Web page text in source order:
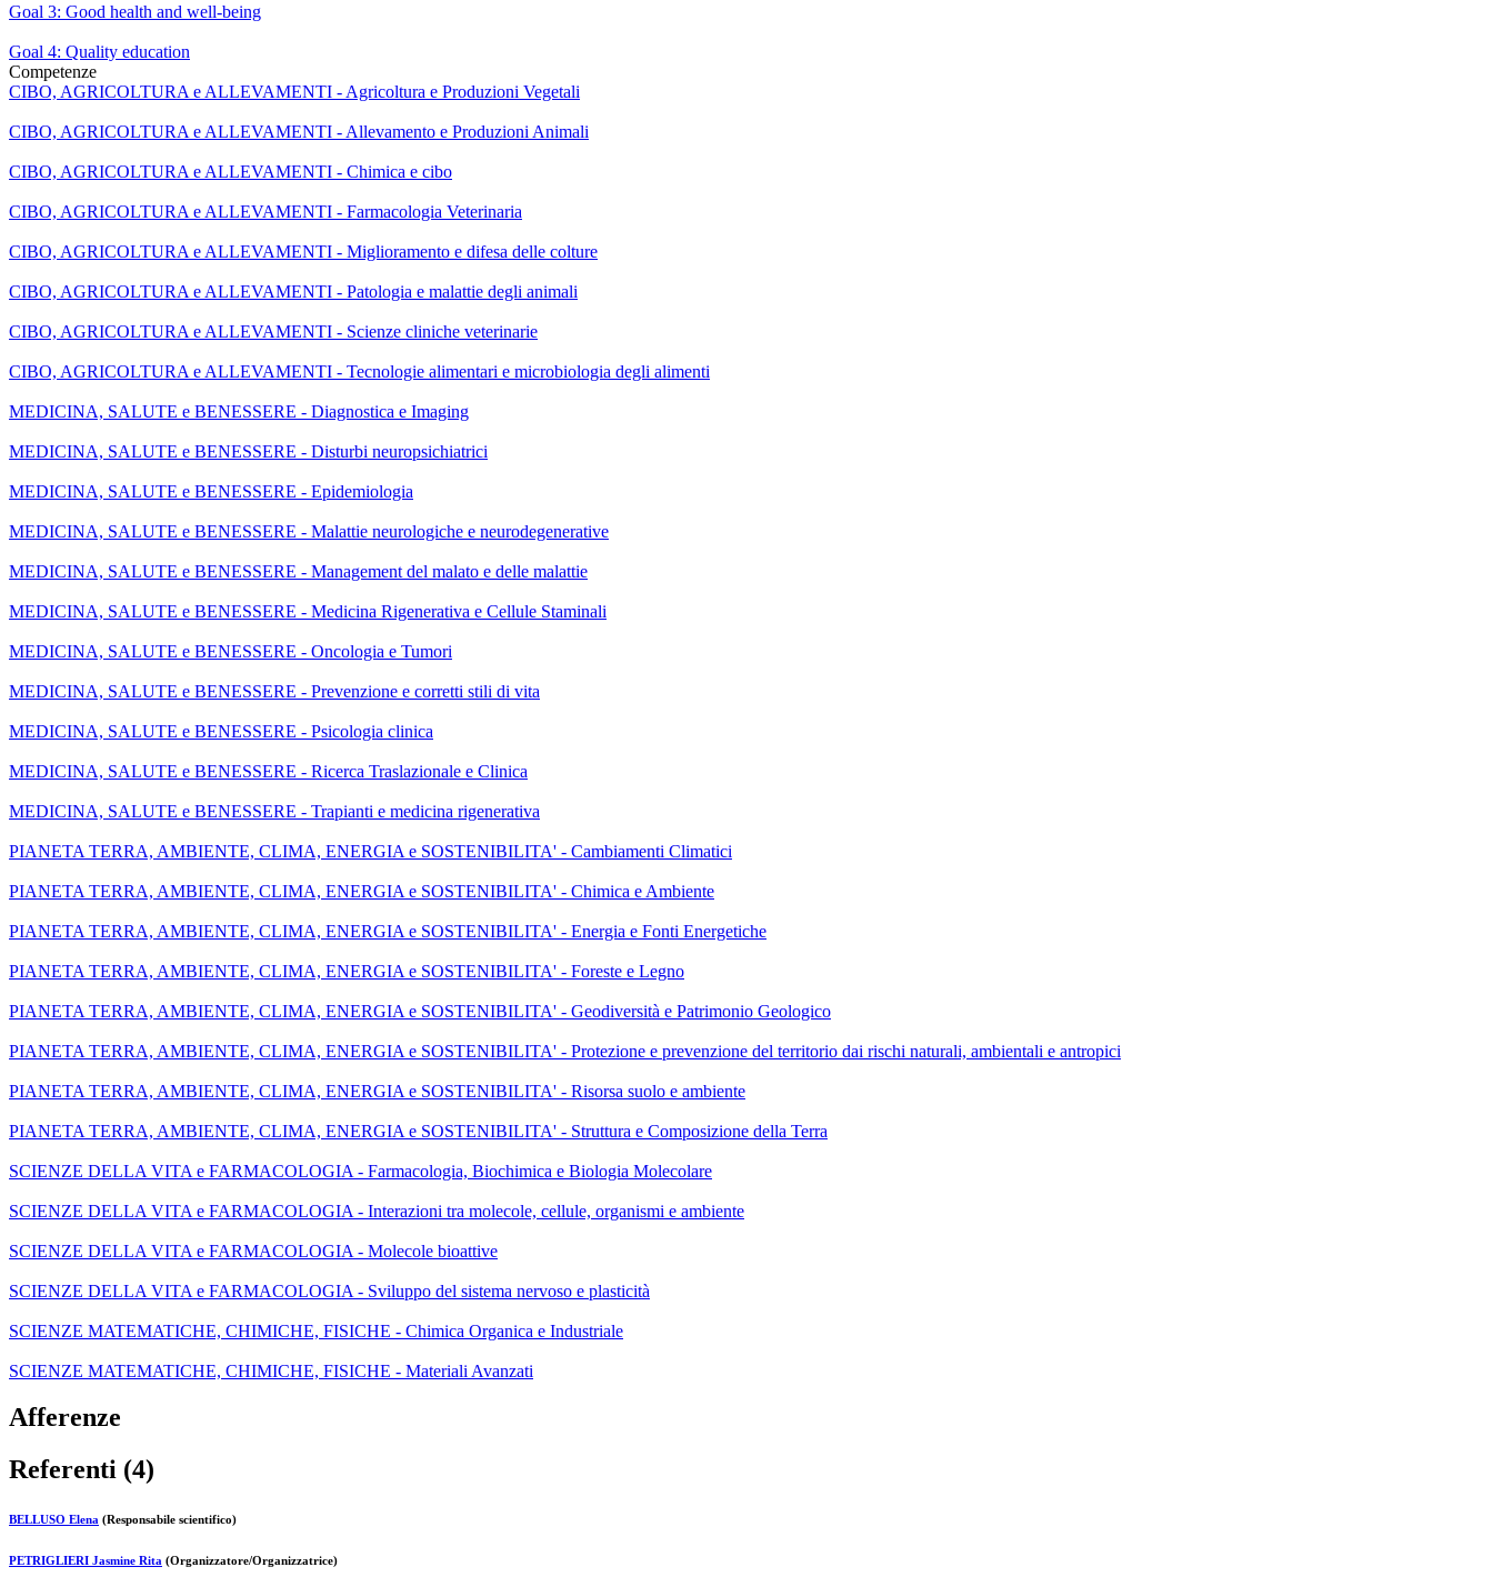
Goal 3: Good health and well-being
Goal 4: Quality education
Competenze
CIBO, AGRICOLTURA e ALLEVAMENTI - Agricoltura e Produzioni Vegetali
CIBO, AGRICOLTURA e ALLEVAMENTI - Allevamento e Produzioni Animali
CIBO, AGRICOLTURA e ALLEVAMENTI - Chimica e cibo
CIBO, AGRICOLTURA e ALLEVAMENTI - Farmacologia Veterinaria
CIBO, AGRICOLTURA e ALLEVAMENTI - Miglioramento e difesa delle colture
CIBO, AGRICOLTURA e ALLEVAMENTI - Patologia e malattie degli animali
CIBO, AGRICOLTURA e ALLEVAMENTI - Scienze cliniche veterinarie
CIBO, AGRICOLTURA e ALLEVAMENTI - Tecnologie alimentari e microbiologia degli alimenti
MEDICINA, SALUTE e BENESSERE - Diagnostica e Imaging
MEDICINA, SALUTE e BENESSERE - Disturbi neuropsichiatrici
MEDICINA, SALUTE e BENESSERE - Epidemiologia
MEDICINA, SALUTE e BENESSERE - Malattie neurologiche e neurodegenerative
MEDICINA, SALUTE e BENESSERE - Management del malato e delle malattie
MEDICINA, SALUTE e BENESSERE - Medicina Rigenerativa e Cellule Staminali
MEDICINA, SALUTE e BENESSERE - Oncologia e Tumori
MEDICINA, SALUTE e BENESSERE - Prevenzione e corretti stili di vita
MEDICINA, SALUTE e BENESSERE - Psicologia clinica
MEDICINA, SALUTE e BENESSERE - Ricerca Traslazionale e Clinica
MEDICINA, SALUTE e BENESSERE - Trapianti e medicina rigenerativa
PIANETA TERRA, AMBIENTE, CLIMA, ENERGIA e SOSTENIBILITA' - Cambiamenti Climatici
PIANETA TERRA, AMBIENTE, CLIMA, ENERGIA e SOSTENIBILITA' - Chimica e Ambiente
PIANETA TERRA, AMBIENTE, CLIMA, ENERGIA e SOSTENIBILITA' - Energia e Fonti Energetiche
PIANETA TERRA, AMBIENTE, CLIMA, ENERGIA e SOSTENIBILITA' - Foreste e Legno
PIANETA TERRA, AMBIENTE, CLIMA, ENERGIA e SOSTENIBILITA' - Geodiversità e Patrimonio Geologico
PIANETA TERRA, AMBIENTE, CLIMA, ENERGIA e SOSTENIBILITA' - Protezione e prevenzione del territorio dai rischi naturali, ambientali e antropici
PIANETA TERRA, AMBIENTE, CLIMA, ENERGIA e SOSTENIBILITA' - Risorsa suolo e ambiente
PIANETA TERRA, AMBIENTE, CLIMA, ENERGIA e SOSTENIBILITA' - Struttura e Composizione della Terra
SCIENZE DELLA VITA e FARMACOLOGIA - Farmacologia, Biochimica e Biologia Molecolare
SCIENZE DELLA VITA e FARMACOLOGIA - Interazioni tra molecole, cellule, organismi e ambiente
SCIENZE DELLA VITA e FARMACOLOGIA - Molecole bioattive
SCIENZE DELLA VITA e FARMACOLOGIA - Sviluppo del sistema nervoso e plasticità
SCIENZE MATEMATICHE, CHIMICHE, FISICHE - Chimica Organica e Industriale
SCIENZE MATEMATICHE, CHIMICHE, FISICHE - Materiali Avanzati
Afferenze
Referenti (4)
BELLUSO Elena (Responsabile scientifico)
PETRIGLIERI Jasmine Rita (Organizzatore/Organizzatrice)